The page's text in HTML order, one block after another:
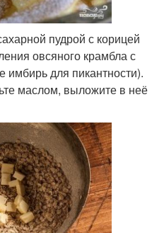
пудрой с корицей
овсяного крамбла с
имбирь для пикантности).
маслом, выложите в неё